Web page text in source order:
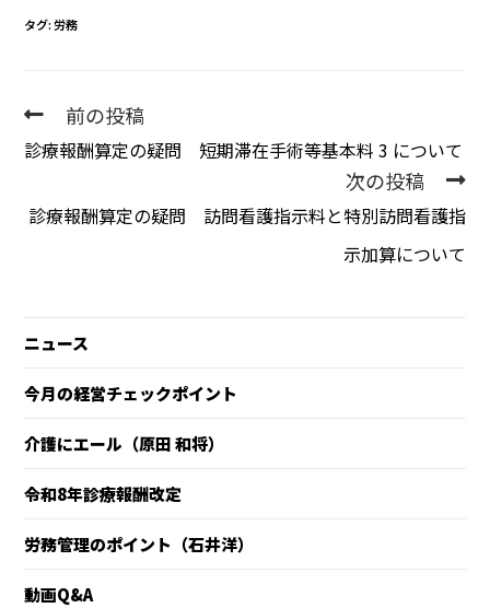
タグ:労務
前の投稿
診療報酬算定の疑問 短期滞在手術等基本料 3 について
次の投稿
診療報酬算定の疑問 訪問看護指示料と特別訪問看護指
示加算について
ニュース
今月の経営チェックポイント
介護にエール（原田 和将）
令和8年診療報酬改定
労務管理のポイント（石井洋）
動画Q&A